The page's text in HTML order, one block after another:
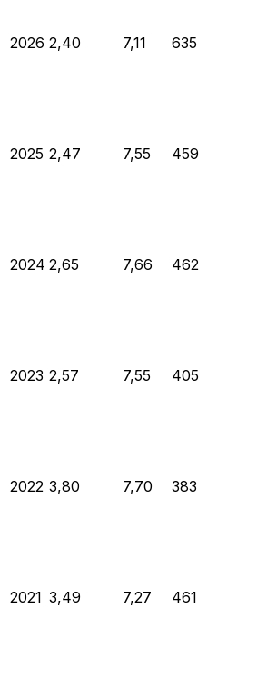
2026 2,40 7,11 635
2025 2,47 7,55 459
2024 2,65 7,66 462
2023 2,57 7,55 405
2022 3,80 7,70 383
2021 3,49 7,27 461